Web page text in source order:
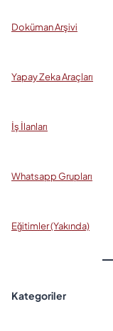
Doküman Arşivi
Yapay Zeka Araçları
İş İlanları
Whatsapp Grupları
Eğitimler (Yakında)
Kategoriler